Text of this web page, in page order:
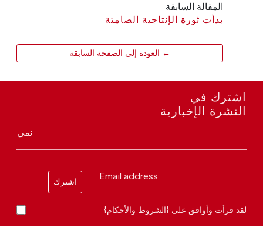
المقالة السابقة
بدأت ثورة الإنتاجية الصامتة
← العودة إلى الصفحة السابقة
اشترك في
النشرة الإخبارية
نمي
Email address
اشترك
لقد قرأت وأوافق على {الشروط والأحكام}